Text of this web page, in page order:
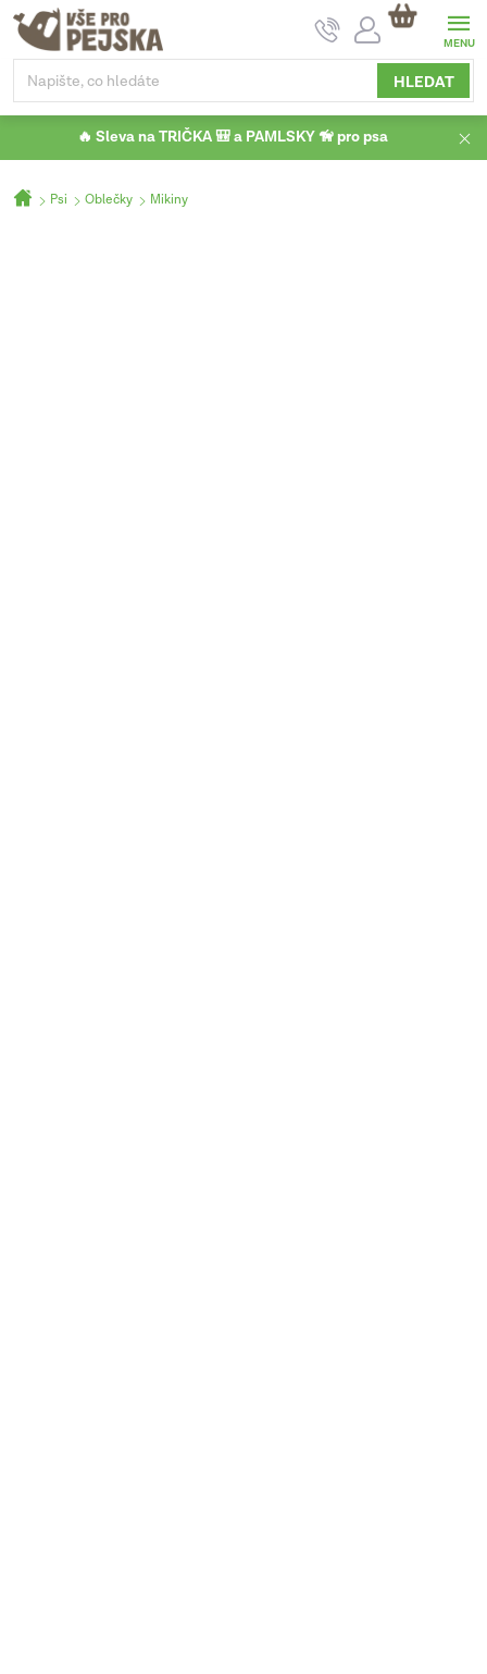
Přejít
obsah
HLEDAT
NÁKUPNÍ
KOŠÍK
🔥 Sleva na TRIČKA 🎒 a PAMLSKY 🦮 pro psa
Domů
Psi Oblečky Mikiny